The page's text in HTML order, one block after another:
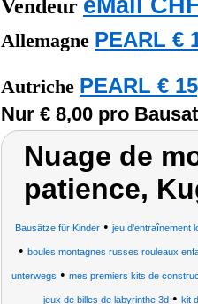
Vendeur
Allemagne PEARL €
Autriche PEARL €
Nur € 8,00 pro
Nuage de
patience,
Bausätze für Kinder• jeu d'entraînement
• boules montagnes russes rouleaux
unterwegs • mes premiers kits de
jeux de billes de labyrinthe 3d• kit